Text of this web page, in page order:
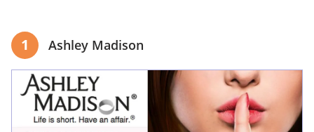
1 Ashley Madison